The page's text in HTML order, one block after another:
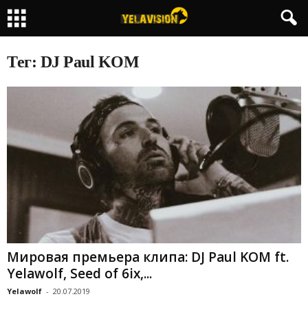
Тег: DJ Paul KOM
Мировая премьера клипа: DJ Paul KOM ft.
Yelawolf, Seed of 6ix,...
Yelawolf - 20.07.2019